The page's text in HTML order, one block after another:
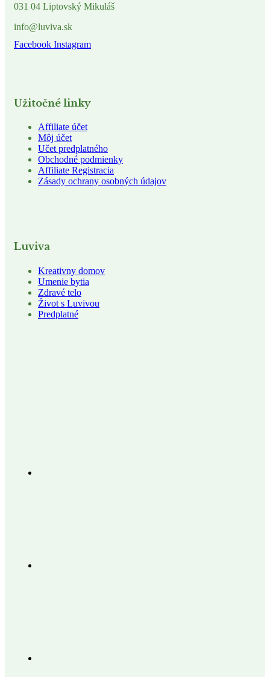
031 04 Liptovský Mikuláš
info@luviva.sk
Facebook Instagram
Užitočné linky
Affiliate účet
Môj účet
Učet predplatného
Obchodné podmienky
Affiliate Registracia
Zásady ochrany osobných údajov
Luviva
Kreativny domov
Umenie bytia
Zdravé telo
Život s Luvivou
Predplatné